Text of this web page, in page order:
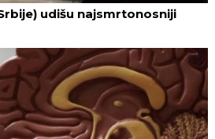
udišu najsmrtonosniji